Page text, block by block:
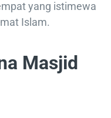
yang istimewa
Islam.
Masjid